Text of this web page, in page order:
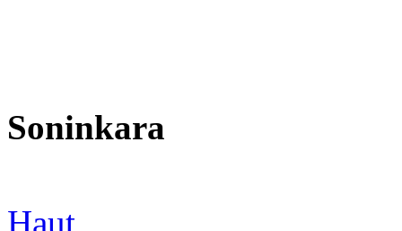
Soninkara
Haut